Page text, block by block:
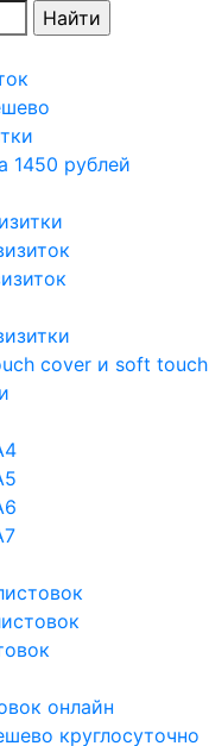
1450 рублей
cover и soft touch
онлайн
круглосуточно